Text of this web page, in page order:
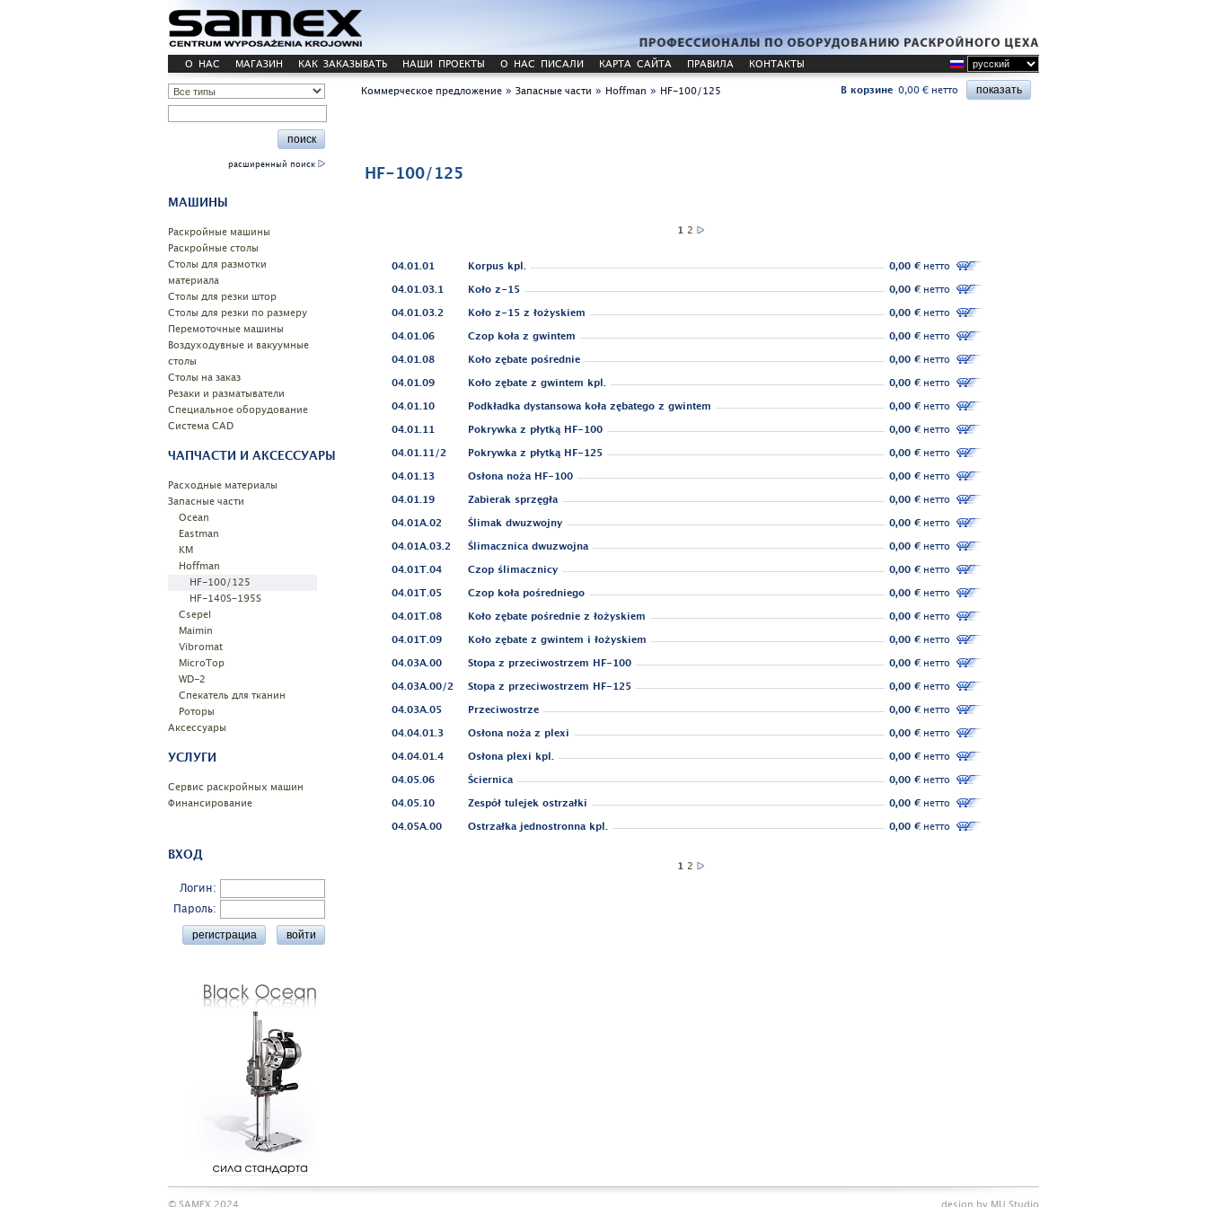
О НАС МАГАЗИН КАК ЗАКАЗЫВАТЬ НАШИ ПРОЕКТЫ О НАС ПИСАЛИ КАРТА САЙТА ПРАВИЛА КОНТАКТЫ
расширенный поиск
МАШИНЫ
Pаскройные машины
Раскройные столы
Столы для размотки
материала
Cтолы для резки штор
Столы для резки по размеру
Перемоточные машины
Воздуходувные и вакуумные
столы
Столы на заказ
Резаки и разматыватели
Специальное оборудование
Системa CAD
ЧАПЧАСТИ И АКСЕССУАРЫ
Расходные материалы
Запасные части
Ocean
Eastman
KM
Hoffman
HF-100/125
HF-140S-195S
Csepel
Maimin
Vibromat
MicroTop
WD-2
Спекатель для тканин
Роторы
Аксессуары
УСЛУГИ
Сервис раскройных машин
Финансирование
ВХОД
Логин:
Пароль:
Коммерческое предложение » Запасные части » Hoffman » HF-100/125 В корзине 0,00 € нетто
HF-100/125
1 2
04.01.01 Korpus kpl. 0,00 €нетто
04.01.03.1
Koło z-15 0,00 €нетто
04.01.03.2
Koło z-15 z łożyskiem 0,00 €нетто
04.01.06
Czop koła z gwintem 0,00 €нетто
04.01.08
Koło zębate pośrednie 0,00 €нетто
04.01.09
Koło zębate z gwintem kpl. 0,00 €нетто
04.01.10
Podkładka dystansowa koła zębatego z gwintem 0,00 €нетто
04.01.11
Pokrywka z płytką HF-100 0,00 €нетто
04.01.11/2
Pokrywka z płytką HF-125 0,00 €нетто
04.01.13
Osłona noża HF-100 0,00 €нетто
04.01.19
Zabierak sprzęgła 0,00 €нетто
04.01A.02
Ślimak dwuzwojny 0,00 €нетто
04.01A.03.2
Ślimacznica dwuzwojna 0,00 €нетто
04.01T.04
Czop ślimacznicy 0,00 €нетто
04.01T.05
Czop koła pośredniego 0,00 €нетто
04.01T.08
Koło zębate pośrednie z łożyskiem 0,00 €нетто
04.01T.09
Koło zębate z gwintem i łożyskiem 0,00 €нетто
04.03A.00
Stopa z przeciwostrzem HF-100 0,00 €нетто
04.03A.00/2
Stopa z przeciwostrzem HF-125 0,00 €нетто
04.03A.05
Przeciwostrze 0,00 €нетто
04.04.01.3
Osłona noża z plexi 0,00 €нетто
04.04.01.4
Osłona plexi kpl. 0,00 €нетто
04.05.06
Ściernica 0,00 €нетто
04.05.10
Zespół tulejek ostrzałki 0,00 €нетто
04.05A.00
Ostrzałka jednostronna kpl. 0,00 €нетто
1 2